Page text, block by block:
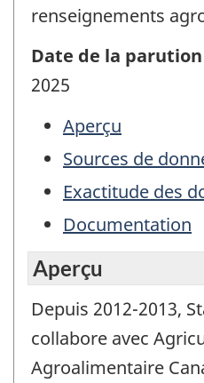
renseignements
Date de la parution
2025
Aperçu
Sources de
Exactitude des
Documentation
Aperçu
Depuis 2012-2013,
collabore avec
Agroalimentaire